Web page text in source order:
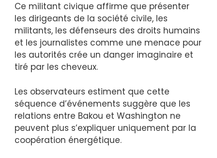
Ce militant civique affirme que présenter
les dirigeants de la société civile, les
militants, les défenseurs des droits humains
et les journalistes comme une menace pour
les autorités crée un danger imaginaire et
tiré par les cheveux.
Les observateurs estiment que cette
séquence d’événements suggère que les
relations entre Bakou et Washington ne
peuvent plus s’expliquer uniquement par la
coopération énergétique.